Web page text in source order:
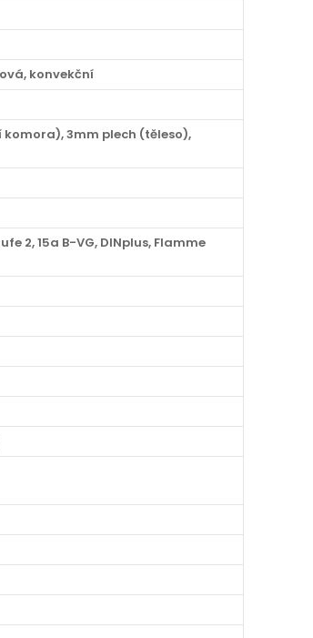
konvekční
3mm plech (těleso),
2, 15a B-VG, DINplus, Flamme